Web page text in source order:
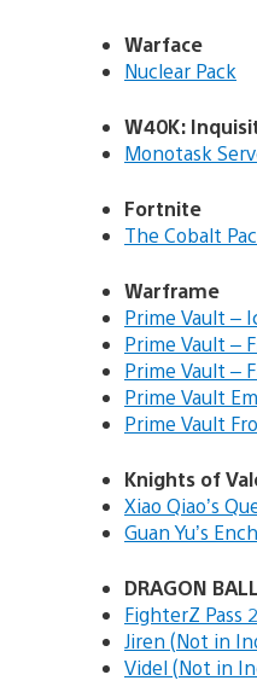
Warface
Nuclear Pack
W40K:
Monotask
Fortnite
The Cobalt
Warframe
Prime Vault –
Prime Vault –
Prime Vault –
Prime Vault
Prime Vault
Knights of
Xiao Qiao’s
Guan Yu’s
DRAGON
FighterZ Pass
Jiren (Not in
Videl (Not in